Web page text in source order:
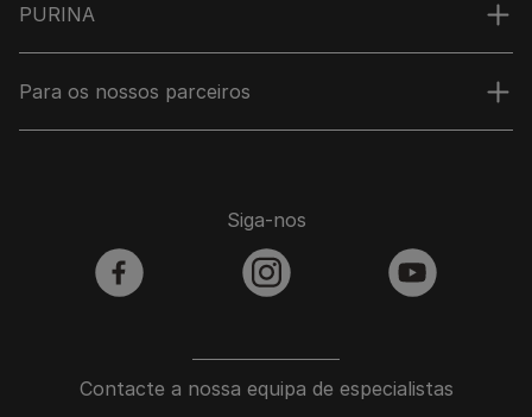
PURINA
Para os nossos parceiros
Contacte a nossa equipa de especialistas
Siga-nos
facebook instagram youtube